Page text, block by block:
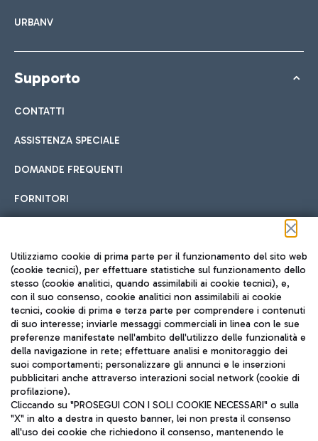
URBANV
Supporto
CONTATTI
ASSISTENZA SPECIALE
DOMANDE FREQUENTI
FORNITORI
Seguici sui social
TRAVEL JOURNAL
ITA
Utilizziamo cookie di prima parte per il funzionamento del sito web
(cookie tecnici), per effettuare statistiche sul funzionamento dello
stesso (cookie analitici, quando assimilabili ai cookie tecnici), e,
con il suo consenso, cookie analitici non assimilabili ai cookie
tecnici, cookie di prima e terza parte per comprendere i contenuti
di suo interesse; inviarle messaggi commerciali in linea con le sue
preferenze manifestate nell'ambito dell'utilizzo delle funzionalità e
della navigazione in rete; effettuare analisi e monitoraggio dei
suoi comportamenti; personalizzare gli annunci e le inserzioni
pubblicitari anche attraverso interazioni social network (cookie di
profilazione).
Cliccando su "PROSEGUI CON I SOLI COOKIE NECESSARI" o sulla
"X" in alto a destra in questo banner, lei non presta il consenso
all'uso dei cookie che richiedono il consenso, mantenendo le